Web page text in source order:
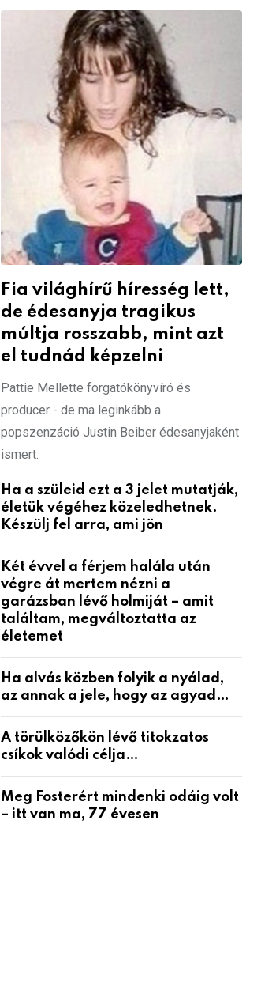
Fia világhírű híresség lett,
de édesanyja tragikus
múltja rosszabb, mint azt
el tudnád képzelni
Pattie Mellette forgatókönyvíró és
producer - de ma leginkább a
popszenzáció Justin Beiber édesanyjaként
ismert.
Ha a szüleid ezt a 3 jelet mutatják,
életük végéhez közeledhetnek.
Készülj fel arra, ami jön
Két évvel a férjem halála után
végre át mertem nézni a
garázsban lévő holmiját – amit
találtam, megváltoztatta az
életemet
Ha alvás közben folyik a nyálad,
az annak a jele, hogy az agyad…
A törülközőkön lévő titokzatos
csíkok valódi célja…
Meg Fosterért mindenki odáig volt
– itt van ma, 77 évesen